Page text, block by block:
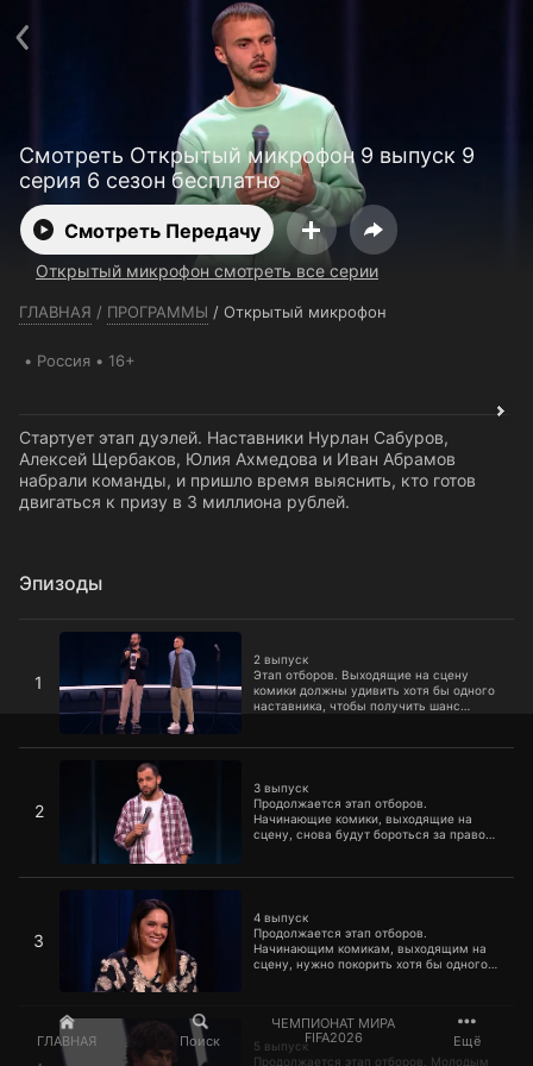
ГЛАВНАЯ Поиск
ЧЕМПИОНАТ МИРА
FIFA2026
Ещё
Смотреть Открытый микрофон 9 выпуск 9
серия 6 сезон бесплатно
Смотреть Передачу
Открытый микрофон смотреть все серии
ГЛАВНАЯ / ПРОГРАММЫ / Открытый микрофон
Россия 16+
Стартует этап дуэлей. Наставники Нурлан Сабуров,
Алексей Щербаков, Юлия Ахмедова и Иван Абрамов
набрали команды, и пришло время выяснить, кто готов
двигаться к призу в 3 миллиона рублей.
Эпизоды
1
2 выпуск
Этап отборов. Выходящие на сцену
комики должны удивить хотя бы одного
наставника, чтобы получить шанс
или Ивана Абрамова.
2 выпуск
2
3 выпуск
Продолжается этап отборов.
Начинающие комики, выходящие на
сцену, снова будут бороться за право
или Ивана Абрамова.
3
4 выпуск
Продолжается этап отборов.
Начинающим комикам, выходящим на
сцену, нужно покорить хотя бы одного
команду.
4 выпуск
5 выпуск
Продолжается этап отборов. Молодым
5 выпуск
+7 (727) 323 10 92
Пользовательское соглашение
Политика конфиденциальности
Открыть приложение